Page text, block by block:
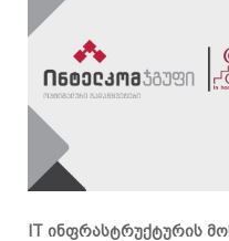
IT ინფრასტრუქტურის